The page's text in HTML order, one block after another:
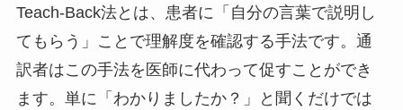
Teach-Back法とは、患者に「自分の言葉で説明し
てもらう」ことで理解度を確認する手法です。通
訳者はこの手法を医師に代わって促すことができ
ます。単に「わかりましたか？」と聞くだけでは